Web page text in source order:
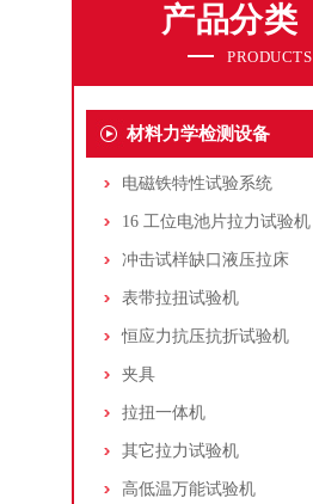
产品分类
PRODUCTS
材料力学检测设备
电磁铁特性试验系统
16 工位电池片拉力试验机
冲击试样缺口液压拉床
表带拉扭试验机
恒应力抗压抗折试验机
夹具
拉扭一体机
其它拉力试验机
高低温万能试验机